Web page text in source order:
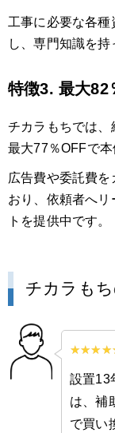
工事に必要な各
し、専門知識を持
特徴3. 最大82
チカラもちでは、
最大77％OFFで本
広告費や委託費
おり、依頼者へ
トを提供中です。
チカラもち
設置13
は、補
で買い